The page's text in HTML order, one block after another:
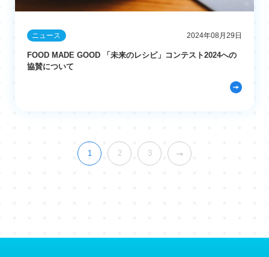
ニュース 2024年08月29日
FOOD MADE GOOD 「未来のレシピ」コンテスト2024への
協賛について
1 2 3